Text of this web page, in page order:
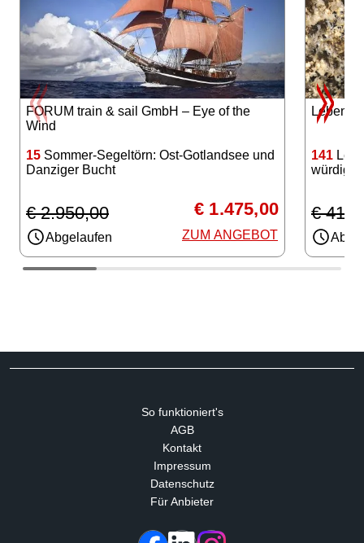
FORUM train & sail GmbH – Eye of the
Wind
15 Sommer-Segeltörn: Ost-Gotlandsee und
Danziger Bucht
€ 2.950,00
Abgelaufen
€ 1.475,00
ZUM ANGEBOT
141
würdigen
€
So funktioniert's
AGB
Kontakt
Impressum
Datenschutz
Für Anbieter